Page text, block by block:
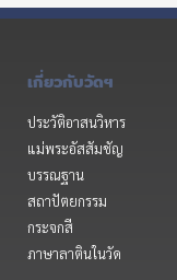
เกี่ยวกับวัดฯ
ประวัติอาสนวิหาร
แม่พระอัสสัมชัญ
บรรณฐาน
สถาปัตยกรรม
กระจกสี
ภาษาลาตินในวัด